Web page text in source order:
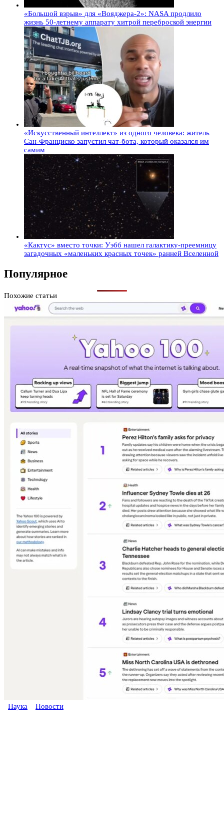
«Большой взрыв» для «Вояджера-2»: NASA продлило
жизнь 50-летнему аппарату хитрой переброской энергии
«Искусственный интеллект» из одного человека: житель
Сан-Франциско запустил чат-бота, который оказался им
самим
«Кактус» вместо точки: Уэбб нашел галактику-преемницу
загадочных «маленьких красных точек» ранней Вселенной
Популярное
Похожие статьи
Наука Новости